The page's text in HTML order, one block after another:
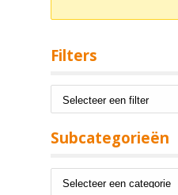
Filters
Subcategorieën